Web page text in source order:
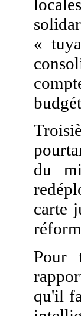
«
du
carte
Pour
qu'il